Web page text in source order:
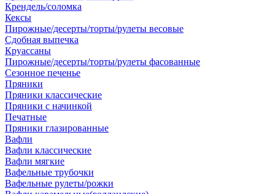
Крендель/соломка
Кексы
Пирожные/десерты/торты/рулеты весовые
Сдобная выпечка
Круассаны
Пирожные/десерты/торты/рулеты фасованные
Сезонное печенье
Пряники
Пряники классические
Пряники с начинкой
Печатные
Пряники глазированные
Вафли
Вафли классические
Вафли мягкие
Вафельные трубочки
Вафельные рулеты/рожки